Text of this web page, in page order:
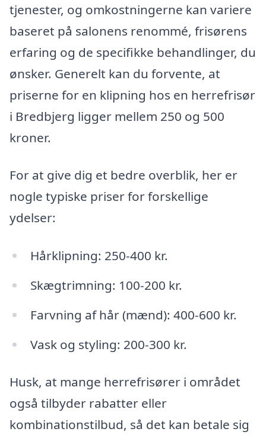
tjenester, og omkostningerne kan variere
baseret på salonens renommé, frisørens
erfaring og de specifikke behandlinger, du
ønsker. Generelt kan du forvente, at
priserne for en klipning hos en herrefrisør
i Bredbjerg ligger mellem 250 og 500
kroner.
For at give dig et bedre overblik, her er
nogle typiske priser for forskellige
ydelser:
Hårklipning: 250-400 kr.
Skægtrimning: 100-200 kr.
Farvning af hår (mænd): 400-600 kr.
Vask og styling: 200-300 kr.
Husk, at mange herrefrisører i området
også tilbyder rabatter eller
kombinationstilbud, så det kan betale sig